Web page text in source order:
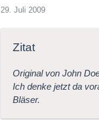
29. Juli 2009
Zitat
Original von John
Ich denke jetzt da
Bläser.